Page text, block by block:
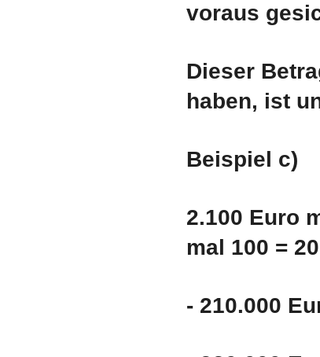
voraus
Dieser
haben, ist
Beispiel c)
2.100 Euro
mal 100 =
- 210.000